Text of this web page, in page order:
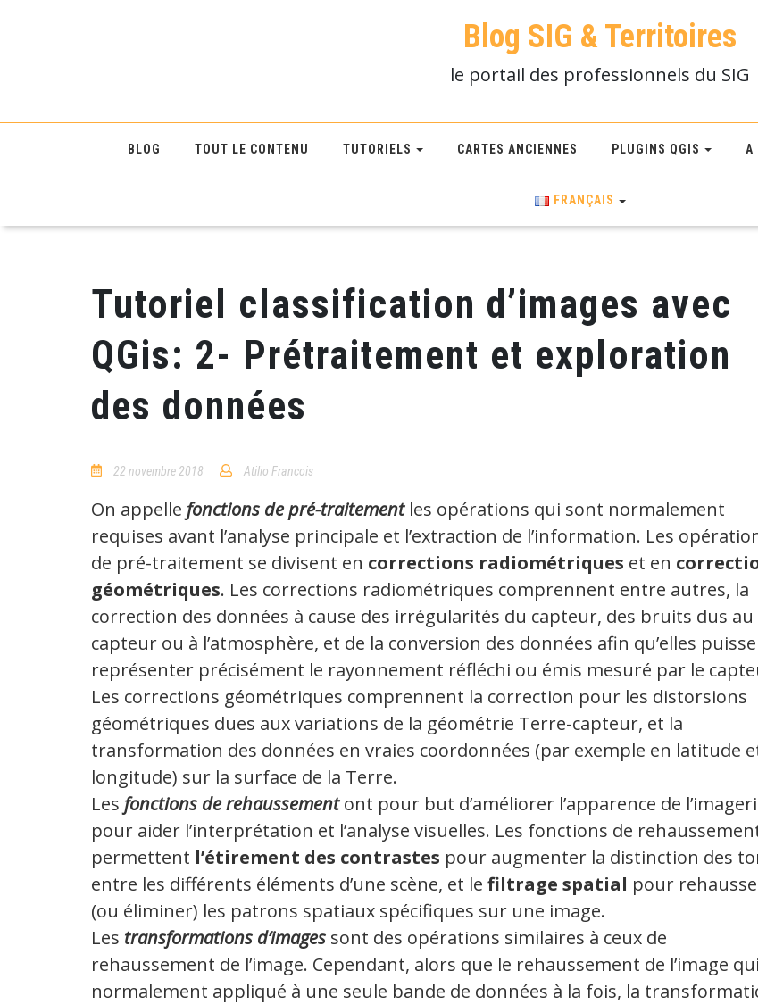
Blog SIG & Territoires
le portail des professionnels du SIG
BLOG TOUT LE CONTENU TUTORIELS CARTES ANCIENNES PLUGINS QGIS A
FRANÇAIS
Tutoriel classification d’images avec
QGis: 2- Prétraitement et exploration
des données
22 novembre 2018 Atilio Francois
On appelle fonctions de pré-traitementles opérations qui sont normalement
requises avant l’analyse principale et l’extraction de l’information. Les
de pré-traitement se divisent en corrections radiométriques et en
géométriques. Les corrections radiométriques comprennent entre autres, la
correction des données à cause des irrégularités du capteur, des bruits dus au
capteur ou à l’atmosphère, et de la conversion des données afin qu’elles
représenter précisément le rayonnement réfléchi ou émis mesuré par le
Les corrections géométriques comprennent la correction pour les distorsions
géométriques dues aux variations de la géométrie Terre-capteur, et la
transformation des données en vraies coordonnées (par exemple en latitude
longitude) sur la surface de la Terre.
Les fonctions de rehaussementont pour but d’améliorer l’apparence de
pour aider l’interprétation et l’analyse visuelles. Les fonctions de
permettent l’étirement des contrastes pour augmenter la distinction des
entre les différents éléments d’une scène, et le filtrage spatial pour
(ou éliminer) les patrons spatiaux spécifiques sur une image.
Les transformations d’images sont des opérations similaires à ceux de
rehaussement de l’image. Cependant, alors que le rehaussement de l’image
normalement appliqué à une seule bande de données à la fois, la